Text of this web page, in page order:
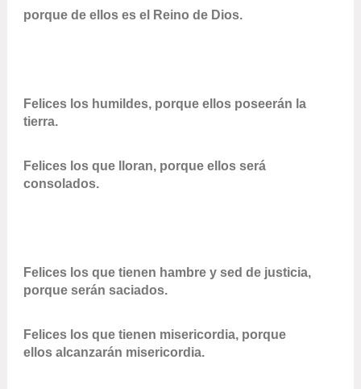
porque de ellos es el Reino de Dios.
Felices los humildes, porque ellos poseerán la
tierra.
Felices los que lloran, porque ellos será
consolados.
Felices los que tienen hambre y sed de justicia,
porque serán saciados.
Felices los que tienen misericordia, porque
ellos alcanzarán misericordia.